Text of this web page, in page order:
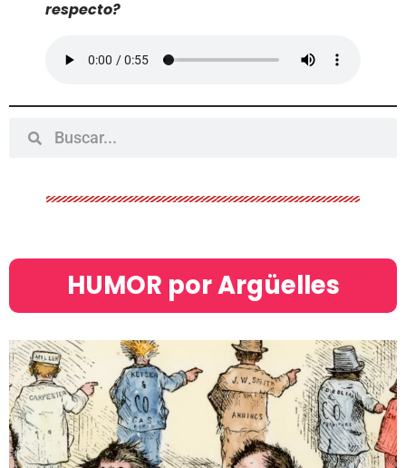
respecto?
HUMOR por Argüelles​